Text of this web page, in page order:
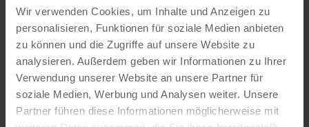
Wir verwenden Cookies, um Inhalte und Anzeigen zu
personalisieren, Funktionen für soziale Medien anbieten
zu können und die Zugriffe auf unsere Website zu
analysieren. Außerdem geben wir Informationen zu Ihrer
Verwendung unserer Website an unsere Partner für
soziale Medien, Werbung und Analysen weiter. Unsere
Partner führen diese Informationen möglicherweise mit
nicht, wie man Sport treibt oder gar einen Ball
wirft, aber ich wollte unbedingt lernen, wie man
spielt.“ Die 11-Jährige findet es aufregend, all
die verschiedenen Sportgeräte
auszuprobieren. „Am liebsten spiele ich
Volleyball und Hula-Hoop“, sagt sie begeistert.